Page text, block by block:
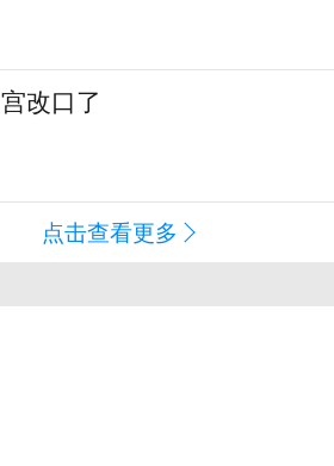
改口了
点击查看更多